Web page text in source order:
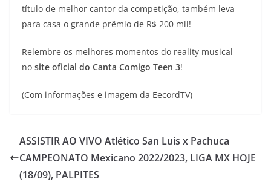
título de melhor cantor da competição, também leva
para casa o grande prêmio de R$ 200 mil!
Relembre os melhores momentos do reality musical
no site oficial do Canta Comigo Teen 3!
(Com informações e imagem da EecordTV)
ASSISTIR AO VIVO Atlético San Luis x Pachuca
CAMPEONATO Mexicano 2022/2023, LIGA MX HOJE
(18/09), PALPITES